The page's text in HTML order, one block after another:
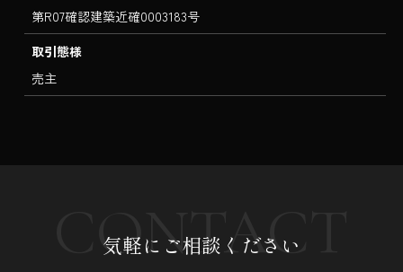
第R07確認建築近確0003183号
取引態様
売主
CONTACT
気軽にご相談ください